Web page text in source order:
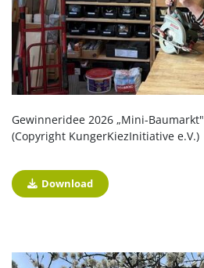
Gewinneridee 2026 „Mini-Baumarkt"
(Copyright KungerKiezInitiative e.V.)
Download